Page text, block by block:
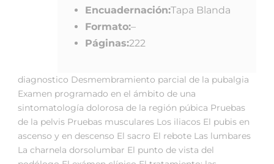
Encuadernación:Tapa Blanda
Formato:–
Páginas:222
diagnostico Desmembramiento parcial de la pubalgia
Examen programado en el ámbito de una
sintomatología dolorosa de la región púbica Pruebas
de la pelvis Pruebas musculares Los iliacos El pubis en
ascenso y en descenso El sacro El rebote Las lumbares
La charnela dorsolumbar El punto de vista del